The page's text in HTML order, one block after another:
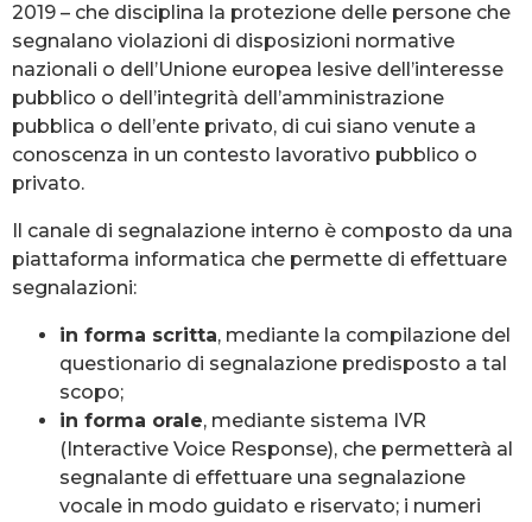
2019 – che disciplina la protezione delle persone che
segnalano violazioni di disposizioni normative
nazionali o dell’Unione europea lesive dell’interesse
pubblico o dell’integrità dell’amministrazione
pubblica o dell’ente privato, di cui siano venute a
conoscenza in un contesto lavorativo pubblico o
privato.
Il canale di segnalazione interno è composto da una
piattaforma informatica che permette di effettuare
segnalazioni:
in forma scritta, mediante la compilazione del
questionario di segnalazione predisposto a tal
scopo;
in forma orale, mediante sistema IVR
(Interactive Voice Response), che permetterà al
segnalante di effettuare una segnalazione
vocale in modo guidato e riservato; i numeri